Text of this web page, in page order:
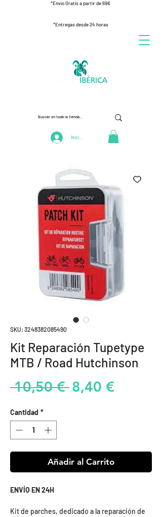
*Envío Gratis a partir de 69€
*Entregas desde 24 horas
Iniciar Sesión
SKU: 3248382085490
Kit Reparación Tupetype
MTB / Road Hutchinson
10,50 € Precio
8,40 €Precio
Cantidad *
Añadir al Carrito
ENVÍO EN 24H
Kit de parches, dedicado a la reparación de